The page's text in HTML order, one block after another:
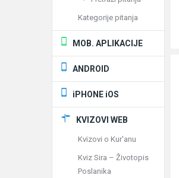
Kategorije pitanja
MOB. APLIKACIJE
ANDROID
iPHONE iOS
KVIZOVI WEB
Kvizovi o Kur'anu
Kviz Sira – Životopis
Poslanika